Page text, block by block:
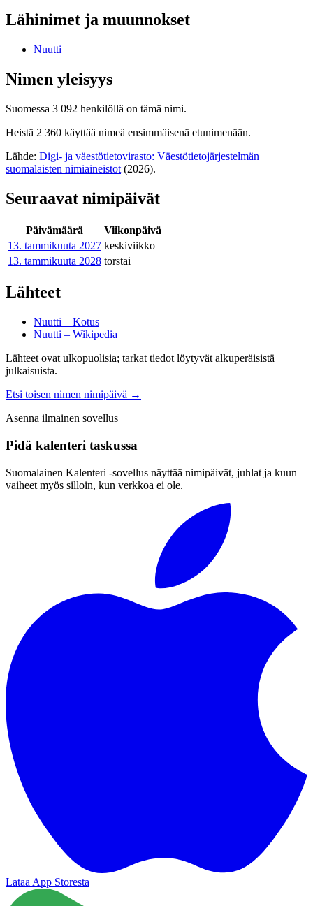
Lähinimet ja muunnokset
Nuutti
Nimen yleisyys
Suomessa 3 092 henkilöllä on tämä nimi.
Heistä 2 360 käyttää nimeä ensimmäisenä etunimenään.
Lähde: Digi- ja väestötietovirasto: Väestötietojärjestelmän
suomalaisten nimiaineistot (2026).
Seuraavat nimipäivät
Päivämäärä
Viikonpäivä
13. tammikuuta 2027 keskiviikko
13. tammikuuta 2028 torstai
Lähteet
Nuutti – Kotus
Nuutti – Wikipedia
Lähteet ovat ulkopuolisia; tarkat tiedot löytyvät alkuperäisistä
julkaisuista.
Etsi toisen nimen nimipäivä →
Asenna ilmainen sovellus
Pidä kalenteri taskussa
Suomalainen Kalenteri ‑sovellus näyttää nimipäivät, juhlat ja kuun
vaiheet myös silloin, kun verkkoa ei ole.
Lataa App Storesta